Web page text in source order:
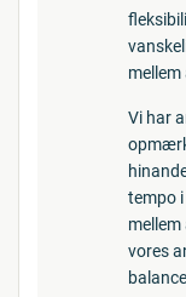
Vi har
tempo
vores